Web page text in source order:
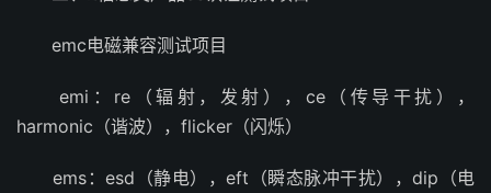
emc电磁兼容测试项目
emi：re（辐射，发射），ce（传导干扰），
harmonic（谐波），flicker（闪烁）
ems：esd（静电），eft（瞬态脉冲干扰），dip（电